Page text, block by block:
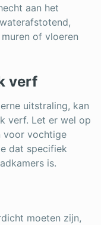
aan het
of vloeren
verf
uitstraling, kan
verf. Let er wel op
voor vochtige
dat specifiek
is.
moeten zijn,